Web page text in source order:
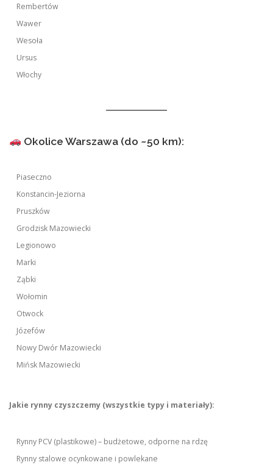
Rembertów
Wawer
Wesoła
Ursus
Włochy
Okolice Warszawa (do ~50 km):
Piaseczno
Konstancin-Jeziorna
Pruszków
Grodzisk Mazowiecki
Legionowo
Marki
Ząbki
Wołomin
Otwock
Józefów
Nowy Dwór Mazowiecki
Mińsk Mazowiecki
Jakie rynny czyszczemy (wszystkie typy i materiały):
Rynny PCV (plastikowe) – budżetowe, odporne na rdzę
Rynny stalowe ocynkowane i powlekane